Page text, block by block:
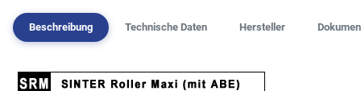
Beschreibung Technische Daten Hersteller